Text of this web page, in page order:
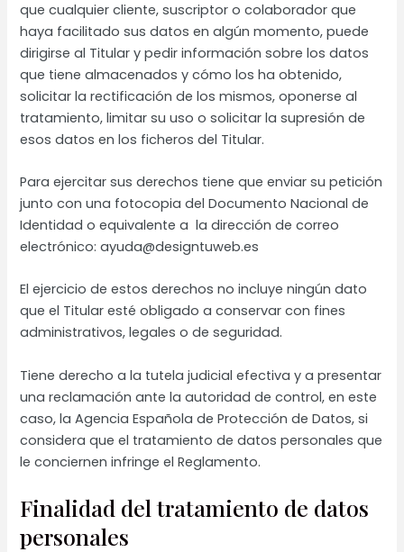
que cualquier cliente, suscriptor o colaborador que
haya facilitado sus datos en algún momento, puede
dirigirse al Titular y pedir información sobre los datos
que tiene almacenados y cómo los ha obtenido,
solicitar la rectificación de los mismos, oponerse al
tratamiento, limitar su uso o solicitar la supresión de
esos datos en los ficheros del Titular.
Para ejercitar sus derechos tiene que enviar su petición
junto con una fotocopia del Documento Nacional de
Identidad o equivalente a la dirección de correo
electrónico: ayuda@designtuweb.es
El ejercicio de estos derechos no incluye ningún dato
que el Titular esté obligado a conservar con fines
administrativos, legales o de seguridad.
Tiene derecho a la tutela judicial efectiva y a presentar
una reclamación ante la autoridad de control, en este
caso, la Agencia Española de Protección de Datos, si
considera que el tratamiento de datos personales que
le conciernen infringe el Reglamento.
Finalidad del tratamiento de datos
personales